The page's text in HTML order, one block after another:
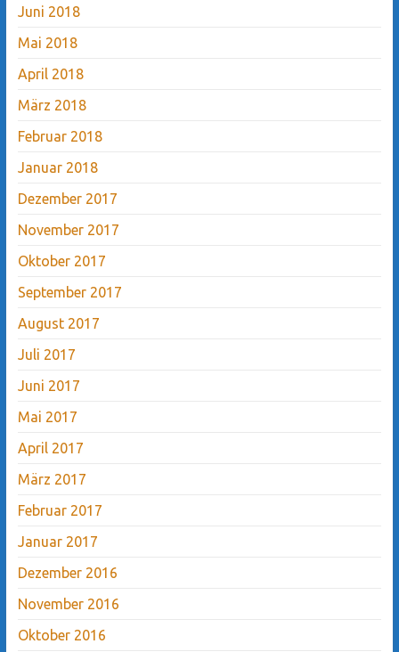
Juni 2018
Mai 2018
April 2018
März 2018
Februar 2018
Januar 2018
Dezember 2017
November 2017
Oktober 2017
September 2017
August 2017
Juli 2017
Juni 2017
Mai 2017
April 2017
März 2017
Februar 2017
Januar 2017
Dezember 2016
November 2016
Oktober 2016